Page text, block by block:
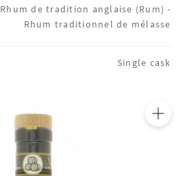
Rhum de tradition anglaise (Rum) -
Rhum traditionnel de mélasse
Single cask